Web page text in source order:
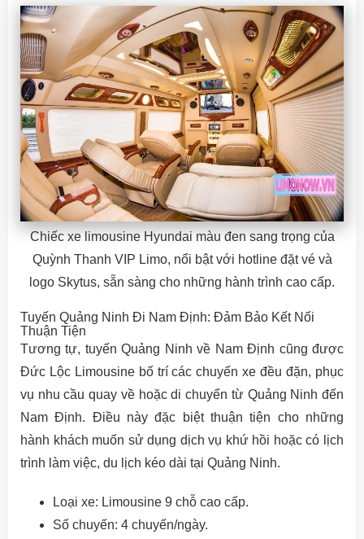
Chiếc xe limousine Hyundai màu đen sang trọng của
Quỳnh Thanh VIP Limo, nổi bật với hotline đặt vé và
logo Skytus, sẵn sàng cho những hành trình cao cấp.
Tuyến Quảng Ninh Đi Nam Định: Đảm Bảo Kết Nối
Thuận Tiện
Tương tự, tuyến Quảng Ninh về Nam Định cũng được
Đức Lộc Limousine bố trí các chuyến xe đều đặn, phục
vụ nhu cầu quay về hoặc di chuyển từ Quảng Ninh đến
Nam Định. Điều này đặc biệt thuận tiện cho những
hành khách muốn sử dụng dịch vụ khứ hồi hoặc có lịch
trình làm việc, du lịch kéo dài tại Quảng Ninh.
Loại xe: Limousine 9 chỗ cao cấp.
Số chuyến: 4 chuyến/ngày.